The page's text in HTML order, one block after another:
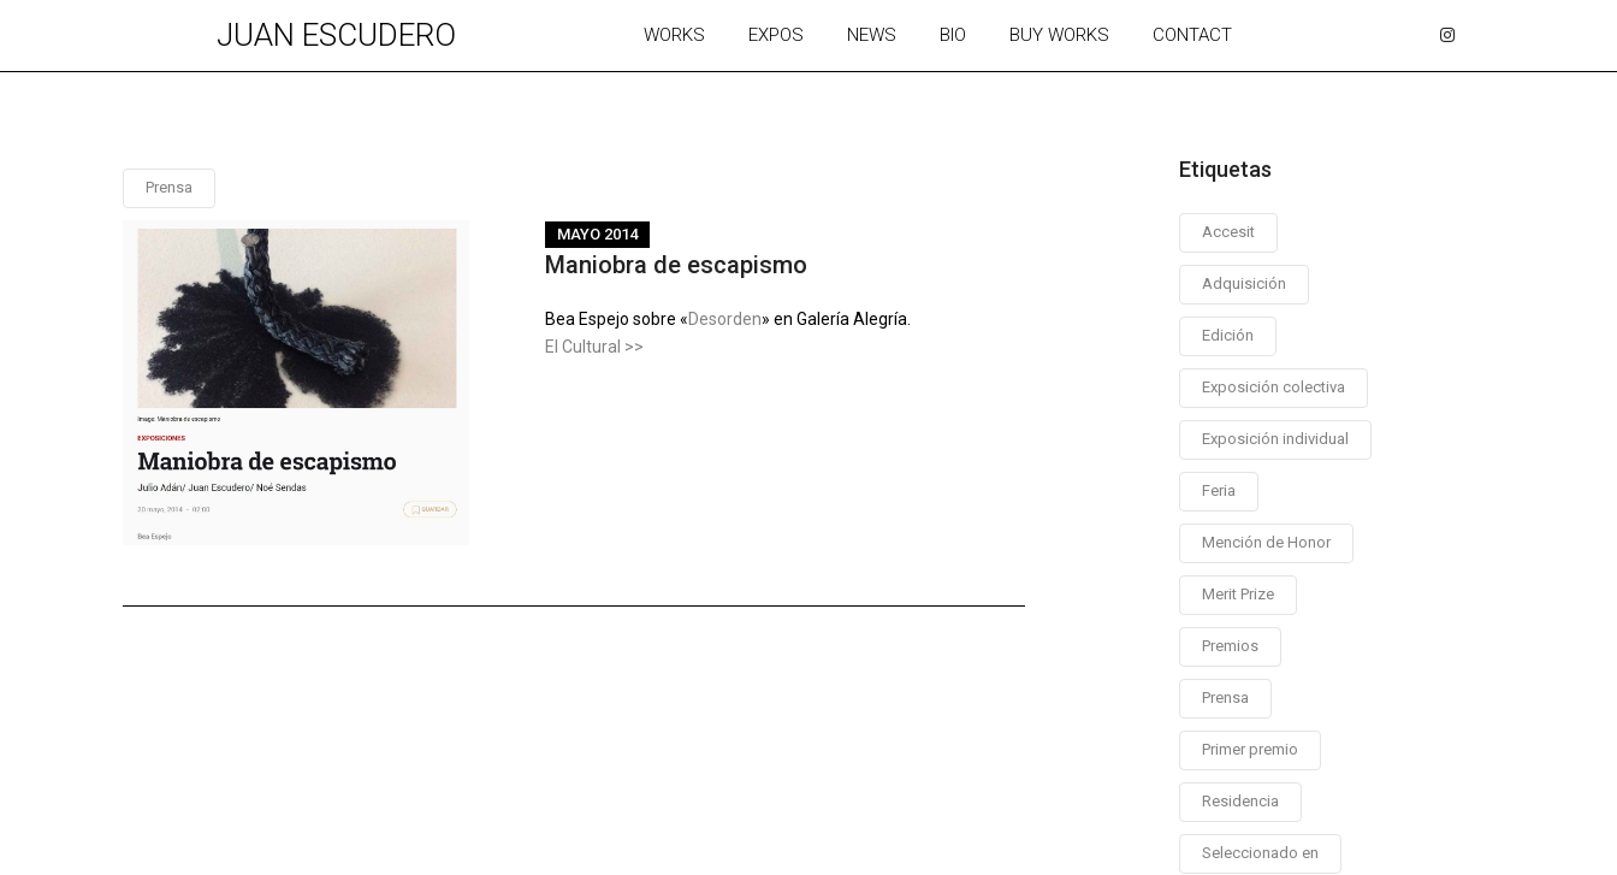
JUAN ESCUDERO WORKS EXPOS NEWS BIO BUY WORKS CONTACT
Prensa
MAYO 2014
Maniobra de escapismo
Bea Espejo sobre «Desorden» en Galería Alegría.
El Cultural >>
Etiquetas
Accesit
Adquisición
Edición
Exposición colectiva
Exposición individual
Feria
Mención de Honor
Merit Prize
Premios
Prensa
Primer premio
Residencia
Seleccionado en